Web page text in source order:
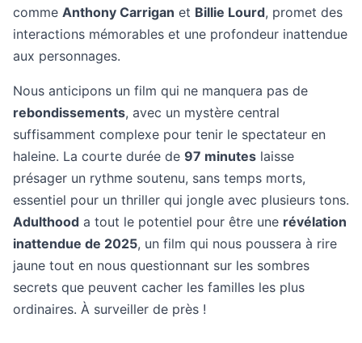
comme Anthony Carrigan et Billie Lourd, promet des
interactions mémorables et une profondeur inattendue
aux personnages.
Nous anticipons un film qui ne manquera pas de
rebondissements, avec un mystère central
suffisamment complexe pour tenir le spectateur en
haleine. La courte durée de 97 minutes laisse
présager un rythme soutenu, sans temps morts,
essentiel pour un thriller qui jongle avec plusieurs tons.
Adulthood a tout le potentiel pour être une révélation
inattendue de 2025, un film qui nous poussera à rire
jaune tout en nous questionnant sur les sombres
secrets que peuvent cacher les familles les plus
ordinaires. À surveiller de près !